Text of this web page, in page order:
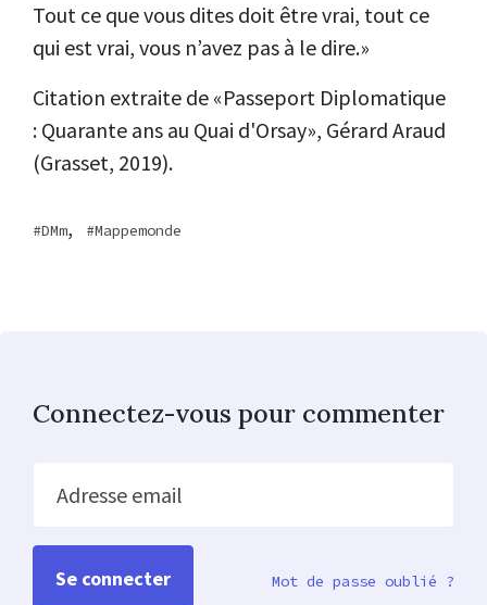
Tout ce que vous dites doit être vrai, tout ce
qui est vrai, vous n’avez pas à le dire.»
Citation extraite de «Passeport Diplomatique
: Quarante ans au Quai d'Orsay», Gérard Araud
(Grasset, 2019).
DMm, Mappemonde
Connectez-vous pour commenter
Adresse email
Mot de passe oublié ?